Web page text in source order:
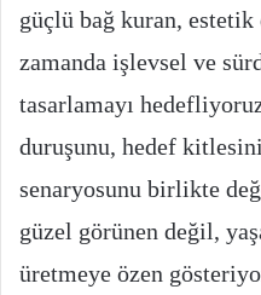
güçlü bağ kuran, estetik
zamanda işlevsel ve
tasarlamayı
duruşunu, hedef
senaryosunu birlikte
güzel görünen değil,
üretmeye özen